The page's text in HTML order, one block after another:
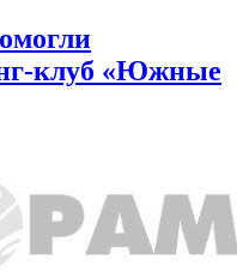
клуб «Южные